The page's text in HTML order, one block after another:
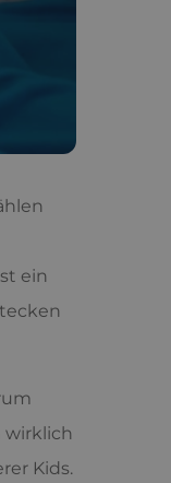
ein
wirklich
Kids.